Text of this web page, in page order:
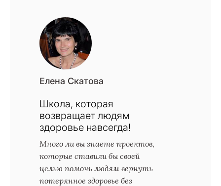
Елена Скатова
Школа, которая
возвращает людям
здоровье навсегда!
Много ли вы знаете проектов,
которые ставили бы своей
целью помочь людям вернуть
потерянное здоровье без